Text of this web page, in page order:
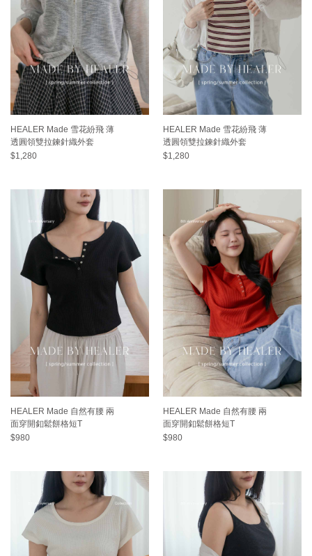
HEALER Made 雪花紛飛 薄
透圓領雙拉鍊針織外套
$1,280
HEALER Made 雪花紛飛 薄
透圓領雙拉鍊針織外套
$1,280
HEALER Made 自然有腰 兩
面穿開釦鬆餅格短T
$980
HEALER Made 自然有腰 兩
面穿開釦鬆餅格短T
$980